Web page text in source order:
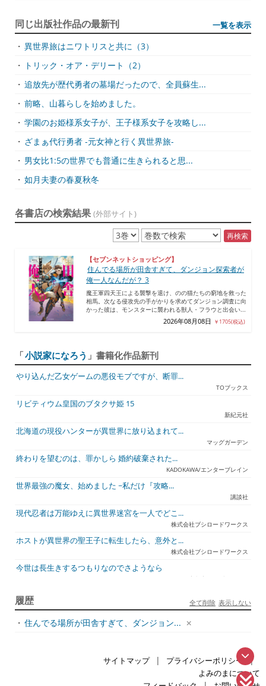
同じ出版社作品の最新刊 一覧を表示
・ 異世界旅はニワトリスと共に（3）
・
トリック・オア・デリート（2）
・ 追放先が歴代勇者の墓場だったので、全員蘇生...
・ 前略、山暮らしを始めました。
・ 学園のお姫様系女子が、王子様系女子を攻略し...
・ ざまぁ代行勇者 -元女神と行く異世界旅-
・ 男女比1:5の世界でも普通に生きられると思...
・ 如月夫妻の春夏秋冬
各書店の検索結果 (外部サイト)
再検索
【セブンネットショッピング】
住んでる場所が田舎すぎて、ダンジョン探索者が
俺一人なんだが？ 3
魔王軍四天王による襲撃を退け、のの猫たちの窮地を救った
相馬。次なる侵攻先の手がかりを求めてダンジョン調査に向
かった彼は、モンスターに襲われる獣人・フラウと出会い...
2026年08月08日 ￥1705(税込)
「小説家になろう 」書籍化作品新刊
やり込んだ乙女ゲームの悪役モブですが、断罪...
TOブックス
リビティウム皇国のブタクサ姫 15
新紀元社
北海道の現役ハンターが異世界に放り込まれて...
マッグガーデン
終わりを望むのは、罪かしら 婚約破棄された...
KADOKAWA/エンターブレイン
世界最強の魔女、始めました ~私だけ『攻略...
講談社
現代忍者は万能ゆえに異世界迷宮を一人でどこ...
株式会社ブシロードワークス
ホストが異世界の聖王子に転生したら、意外と...
株式会社ブシロードワークス
今世は長生きするつもりなのでさようなら
宇都宮ケーブルテレビ
ジュリとエレナの森の相談所 ~付与の力であ...
一二三書房
天才悪女は嘘を見破る2
ホビージャパン
履歴 表示しない
全て削除
・ 住んでる場所が田舎すぎて、ダンジョン...
サイトマップ | プライバシーポリシー |
よみのまについて